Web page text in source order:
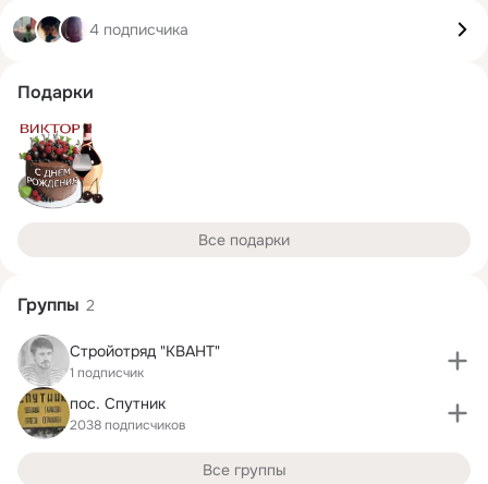
4 подписчика
Подарки
Все подарки
Группы 2
Стройотряд "КВАНТ"
1 подписчик
пос. Спутник
2038 подписчиков
Все группы